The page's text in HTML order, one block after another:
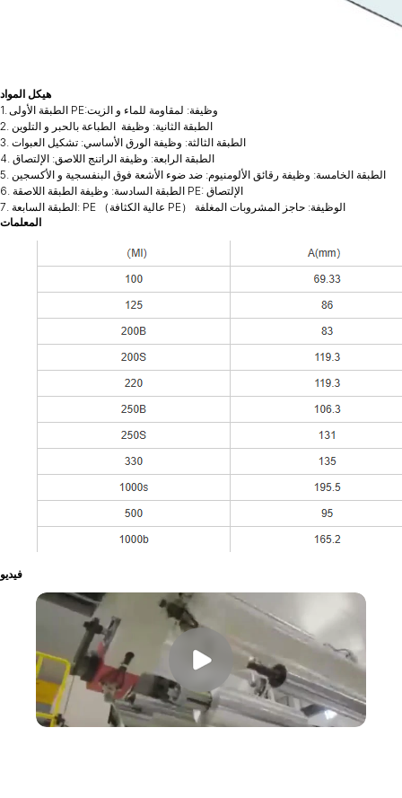
هيكل المواد
1. الطبقة الأولى PE:وظيفة: لمقاومة للماء و الزيت
3. الطبقة الثالثة: وظيفة الورق الأساسي: تشكيل العبوات
4. الطبقة الرابعة: وظيفة الراتنج اللاصق: الإلتصاق
5. الطبقة الخامسة: وظيفة رقائق الألومنيوم: ضد ضوء الأشعة فوق البنفسجية و الأكسجين
6. الطبقة السادسة: وظيفة الطبقة اللاصقة PE: الإلتصاق
7. الطبقة السابعة: PE （عالية الكثافة PE） الوظيفة: حاجز المشروبات المغلفة
المعلمات
فيديو